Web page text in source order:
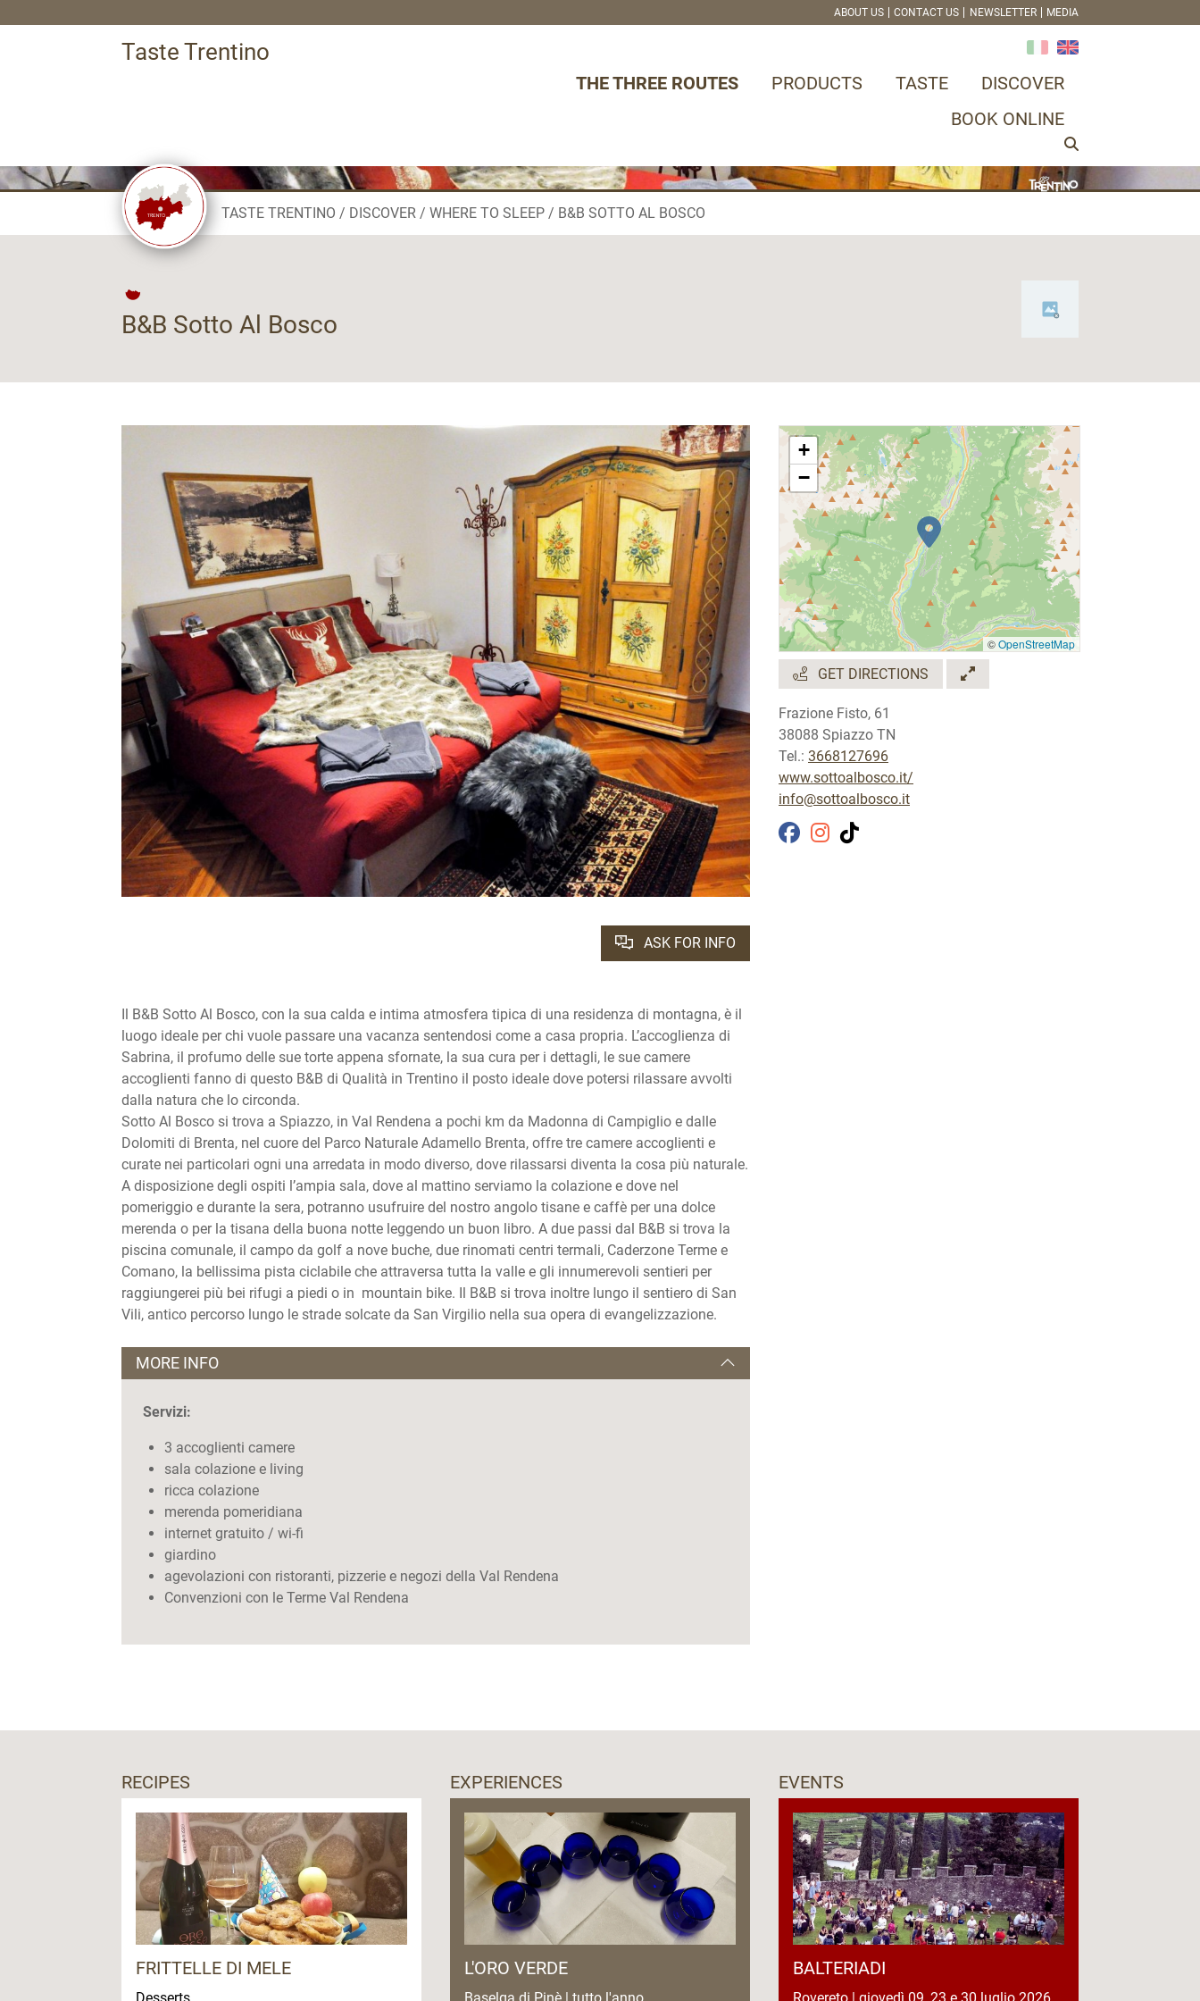
ABOUT US CONTACT US NEWSLETTER MEDIA
Taste Trentino
THE THREE ROUTES PRODUCTS TASTE
DISCOVER
BOOK ONLINE
TASTE TRENTINO DISCOVER WHERE TO SLEEP B&B SOTTO AL BOSCO
B&B Sotto Al Bosco
ASK FOR INFO
Il B&B Sotto Al Bosco, con la sua calda e intima atmosfera tipica di una residenza di montagna, è il
luogo ideale per chi vuole passare una vacanza sentendosi come a casa propria. L’accoglienza di
Sabrina, il profumo delle sue torte appena sfornate, la sua cura per i dettagli, le sue camere
accoglienti fanno di questo B&B di Qualità in Trentino il posto ideale dove potersi rilassare avvolti
dalla natura che lo circonda.
Sotto Al Bosco si trova a Spiazzo, in Val Rendena a pochi km da Madonna di Campiglio e dalle
Dolomiti di Brenta, nel cuore del Parco Naturale Adamello Brenta, offre tre camere accoglienti e
curate nei particolari ogni una arredata in modo diverso, dove rilassarsi diventa la cosa più naturale.
A disposizione degli ospiti l’ampia sala, dove al mattino serviamo la colazione e dove nel
pomeriggio e durante la sera, potranno usufruire del nostro angolo tisane e caffè per una dolce
merenda o per la tisana della buona notte leggendo un buon libro. A due passi dal B&B si trova la
piscina comunale, il campo da golf a nove buche, due rinomati centri termali, Caderzone Terme e
Comano, la bellissima pista ciclabile che attraversa tutta la valle e gli innumerevoli sentieri per
raggiungerei più bei rifugi a piedi o in mountain bike. Il B&B si trova inoltre lungo il sentiero di San
Vili, antico percorso lungo le strade solcate da San Virgilio nella sua opera di evangelizzazione.
MORE INFO
Servizi:
3 accoglienti camere
sala colazione e living
ricca colazione
merenda pomeridiana
internet gratuito / wi-fi
giardino
agevolazioni con ristoranti, pizzerie e negozi della Val Rendena
Convenzioni con le Terme Val Rendena
+
−
©OpenStreetMap
GET DIRECTIONS
Frazione Fisto, 61
38088 Spiazzo TN
Tel.: 3668127696
www.sottoalbosco.it/
info@sottoalbosco.it
RECIPES
FRITTELLE DI MELE
EXPERIENCES
L'ORO VERDE
EVENTS
BALTERIADI